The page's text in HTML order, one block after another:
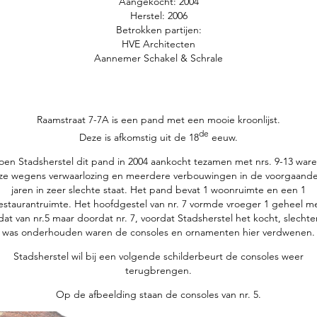
Herstel: 2006
Betrokken partijen:
HVE Architecten
Aannemer Schakel & Schrale
Raamstraat 7-7A is een pand met een mooie kroonlijst.
Deze is afkomstig uit de 18de eeuw.
Stadsherstel dit pand in 2004 aankocht tezamen met nrs. 9-13
wegens verwaarlozing en meerdere verbouwingen in de voorgaande
jaren in zeer slechte staat. Het pand bevat 1 woonruimte en een 1
Het hoofdgestel van nr. 7 vormde vroeger 1 geheel
van nr.5 maar doordat nr. 7, voordat Stadsherstel het kocht,
was onderhouden waren de consoles en ornamenten hier verdwenen.
Stadsherstel wil bij een volgende schilderbeurt de consoles weer
terugbrengen.
Op de afbeelding staan de consoles van nr. 5.